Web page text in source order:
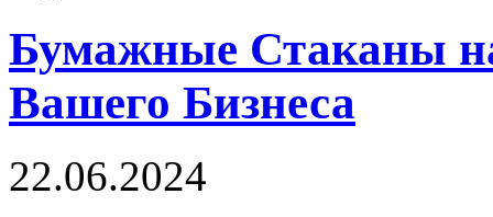
Бумажные Стаканы
Вашего Бизнеса
22.06.2024